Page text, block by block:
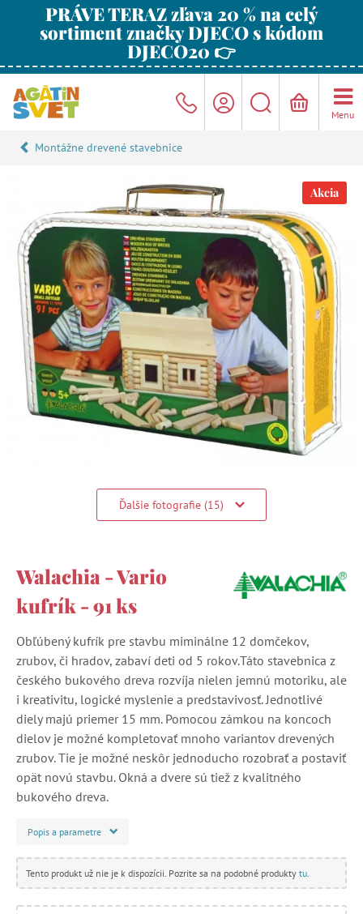
PRÁVE TERAZ zľava 20 % na celý
sortiment značky DJECO s kódom
DJECO20 👉
Menu
Montážne drevené stavebnice
Akcia
Ďalšie fotografie (15)
Walachia - Vario
kufrík - 91 ks
Obľúbený kufrík pre stavbu miminálne 12 domčekov,
zrubov, či hradov, zabaví deti od 5 rokov.Táto stavebnica z
českého bukového dreva rozvíja nielen jemnú motoriku, ale
i kreativitu, logické myslenie a predstavivosť. Jednotlivé
diely majú priemer 15 mm. Pomocou zámkou na koncoch
dielov je možné kompletovať mnoho variantov drevených
zrubov. Tie je možné neskôr jednoducho rozobrať a postaviť
opät novú stavbu. Okná a dvere sú tiež z kvalitného
bukového dreva.
Popis a parametre
Tento produkt už nie je k dispozícii. Pozrite sa na podobné produkty tu